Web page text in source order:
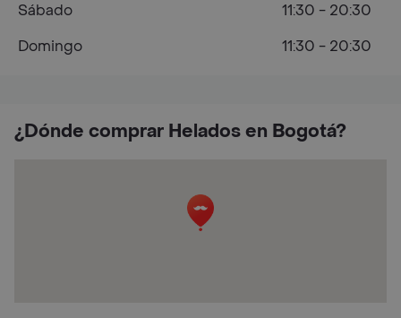
¿Dónde comprar Helados en Bogotá?
Sábado
11:30 - 20:30
Domingo
11:30 - 20:30